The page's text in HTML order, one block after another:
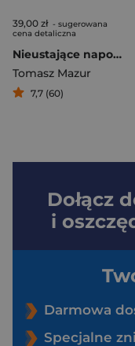
39,00 zł - sugerowana
cena detaliczna
Nieustające napomnienia Współczesne medytacje stoickie
Tomasz Mazur
7,7 (60)
Dołącz
i
Darmowa
Specjalne